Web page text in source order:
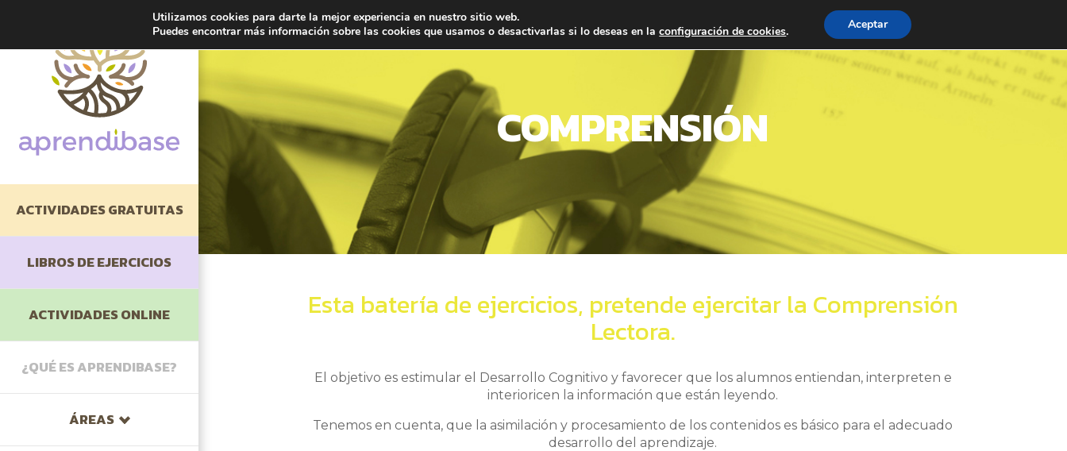
ACTIVIDADES GRATUITAS
LIBROS DE EJERCICIOS
Memoria
ACTIVIDADES ONLINE
¿QUÉ ES APRENDIBASE?
ÁREAS
COMPRENSIÓN
Esta batería de ejercicios, pretende ejercitar la Comprensión
Lectora.
El objetivo es estimular el Desarrollo Cognitivo y favorecer que los alumnos entiendan, interpreten e
interioricen la información que están leyendo.
Tenemos en cuenta, que la asimilación y procesamiento de los contenidos es básico para el adecuado
desarrollo del aprendizaje.
Utilizamos cookies para darte la mejor experiencia en nuestro sitio web.
Puedes encontrar más información sobre las cookies que usamos o desactivarlas si lo deseas en laconfiguración de cookies. Aceptar